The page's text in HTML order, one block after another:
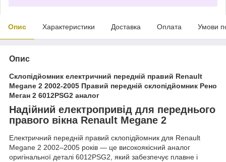
Опис Характеристики Доставка Оплата Умови
Опис
Склопідйомник електричний передній правий Renault
Megane 2 2002-2005 Правий передній склопідйомник Рено
Меган 2 6012PSG2 аналог
Надійний електропривід для переднього
правого вікна Renault Megane 2
Електричний передній правий склопідйомник для Renault
Megane 2 2002–2005 років — це високоякісний аналог
оригінальної деталі 6012PSG2, який забезпечує плавне і